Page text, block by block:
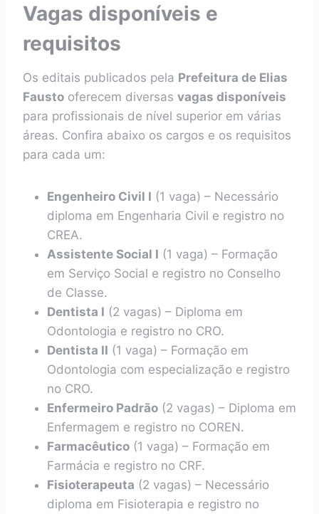
Vagas disponíveis e
requisitos
Os editais publicados pela Prefeitura de Elias
Fausto oferecem diversas vagas disponíveis
para profissionais de nível superior em várias
áreas. Confira abaixo os cargos e os requisitos
para cada um:
Engenheiro Civil I (1 vaga) – Necessário
diploma em Engenharia Civil e registro no
CREA.
Assistente Social I (1 vaga) – Formação
em Serviço Social e registro no Conselho
de Classe.
Dentista I (2 vagas) – Diploma em
Odontologia e registro no CRO.
Dentista II (1 vaga) – Formação em
Odontologia com especialização e registro
no CRO.
Enfermeiro Padrão (2 vagas) – Diploma em
Enfermagem e registro no COREN.
Farmacêutico (1 vaga) – Formação em
Farmácia e registro no CRF.
Fisioterapeuta (2 vagas) – Necessário
diploma em Fisioterapia e registro no